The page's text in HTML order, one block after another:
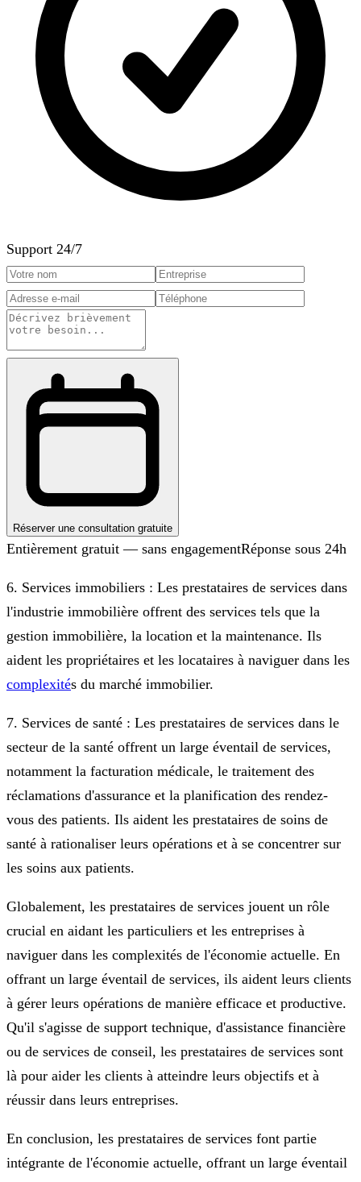
Support 24/7
Réserver une consultation gratuite
Entièrement gratuit — sans engagementRéponse sous 24h
6. Services immobiliers : Les prestataires de services dans
l'industrie immobilière offrent des services tels que la
gestion immobilière, la location et la maintenance. Ils
aident les propriétaires et les locataires à naviguer dans les
complexités du marché immobilier.
7. Services de santé : Les prestataires de services dans le
secteur de la santé offrent un large éventail de services,
notamment la facturation médicale, le traitement des
réclamations d'assurance et la planification des rendez-
vous des patients. Ils aident les prestataires de soins de
santé à rationaliser leurs opérations et à se concentrer sur
les soins aux patients.
Globalement, les prestataires de services jouent un rôle
crucial en aidant les particuliers et les entreprises à
naviguer dans les complexités de l'économie actuelle. En
offrant un large éventail de services, ils aident leurs clients
à gérer leurs opérations de manière efficace et productive.
Qu'il s'agisse de support technique, d'assistance financière
ou de services de conseil, les prestataires de services sont
là pour aider les clients à atteindre leurs objectifs et à
réussir dans leurs entreprises.
En conclusion, les prestataires de services font partie
intégrante de l'économie actuelle, offrant un large éventail